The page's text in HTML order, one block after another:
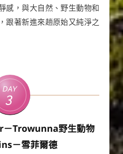
感，與大自然、野生動物和
跟著新進來趟原始又純淨之
3
Trowunna野生動物
－雪菲爾德